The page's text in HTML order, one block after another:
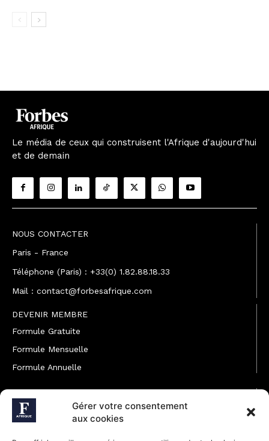
Gérer votre consentement
aux cookies
Le média de ceux qui construisent l'Afrique d'aujourd'hui
et de demain
NOUS CONTACTER
Paris - France
Téléphone (Paris) : +33(0) 1.82.88.18.33
Mail : contact@forbesafrique.com
DEVENIR MEMBRE
Formule Gratuite
Formule Mensuelle
Formule Annuelle
JOINDRE L'ÉQUIPE
Rédaction